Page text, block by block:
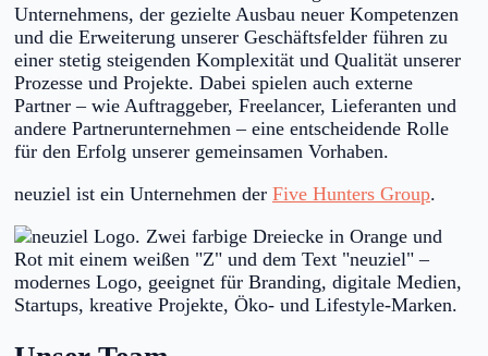
Unternehmens, der gezielte Ausbau neuer Kompetenzen
und die Erweiterung unserer Geschäftsfelder führen zu
einer stetig steigenden Komplexität und Qualität unserer
Prozesse und Projekte. Dabei spielen auch externe
Partner – wie Auftraggeber, Freelancer, Lieferanten und
andere Partnerunternehmen – eine entscheidende Rolle
für den Erfolg unserer gemeinsamen Vorhaben.
neuziel ist ein Unternehmen der Five Hunters Group.